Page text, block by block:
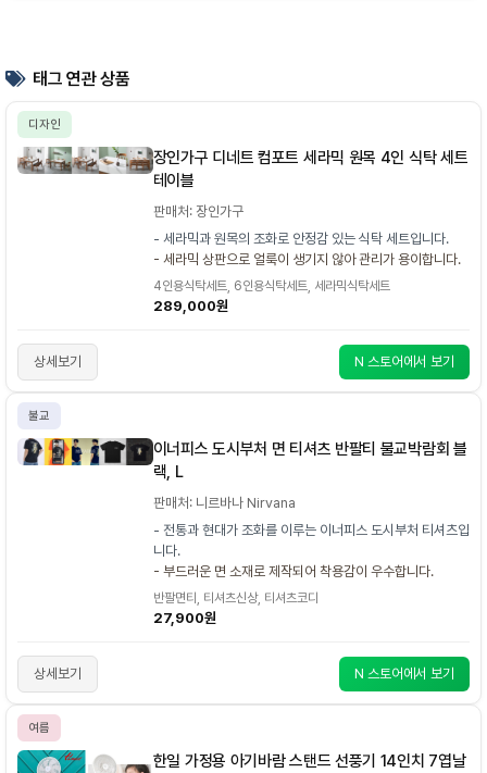
태그 연관 상품
디자인
장인가구 디네트 컴포트 세라믹 원목 4인 식탁 세트
테이블
판매처: 장인가구
- 세라믹과 원목의 조화로 안정감 있는 식탁 세트입니다.
- 세라믹 상판으로 얼룩이 생기지 않아 관리가 용이합니다.
4인용식탁세트, 6인용식탁세트, 세라믹식탁세트
289,000원
상세보기 N 스토어에서 보기
불교
이너피스 도시부처 면 티셔츠 반팔티 불교박람회 블
랙, L
판매처: 니르바나 Nirvana
- 전통과 현대가 조화를 이루는 이너피스 도시부처 티셔츠입
니다.
- 부드러운 면 소재로 제작되어 착용감이 우수합니다.
반팔면티, 티셔츠신상, 티셔츠코디
27,900원
상세보기 N 스토어에서 보기
여름
한일 가정용 아기바람 스탠드 선풍기 14인치 7엽날